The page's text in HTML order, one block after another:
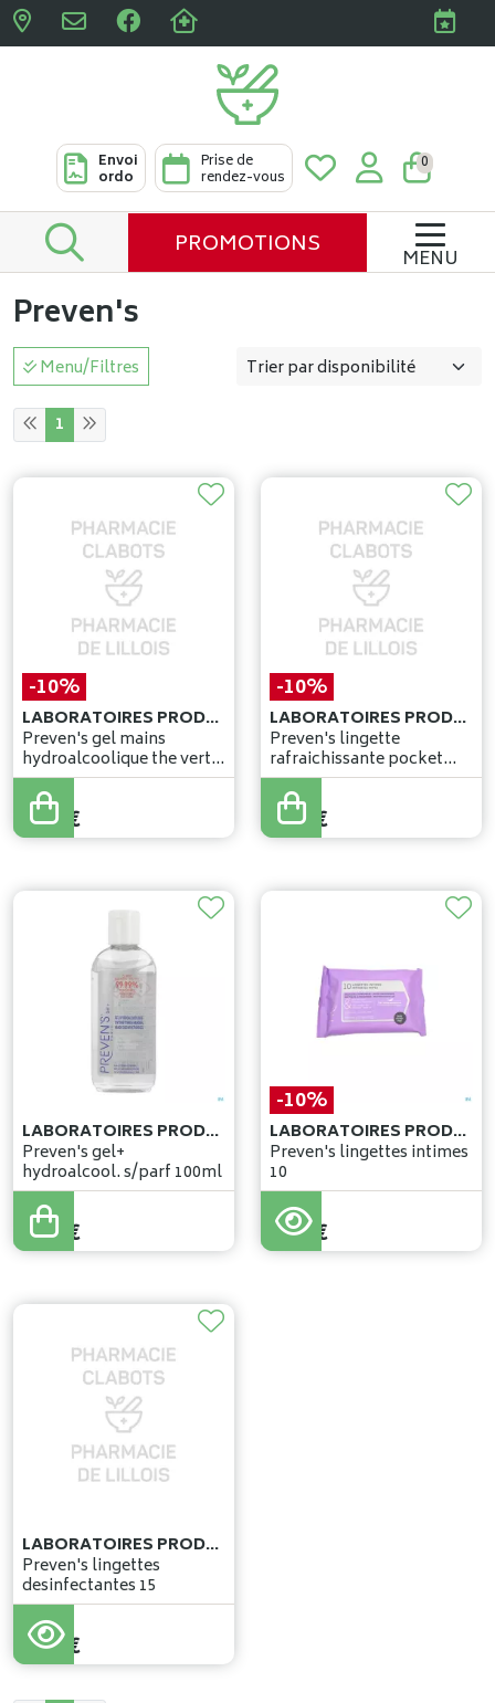
Pharmacies Clabots &
Envoi
ordo
Prise de
rendez-vous
0
PROMOTIONS MENU
Preven's
Menu/Filtres
1
-10%
LABORATOIRES PRODENE KLINT
Preven's gel mains
hydroalcoolique the vert
25ml
2,65€
2,38 €
-10%
LABORATOIRES PRODENE KLINT
Preven's lingette
rafraichissante pocket
sach 1x10
2,75€
2,47 €
LABORATOIRES PRODENE KLINT
Preven's gel+
hydroalcool. s/parf 100ml
4,47 €
-10%
LABORATOIRES PRODENE KLINT
Preven's lingettes intimes
10
2,70€
2,43 €
LABORATOIRES PRODENE KLINT
Preven's lingettes
desinfectantes 15
2,86 €